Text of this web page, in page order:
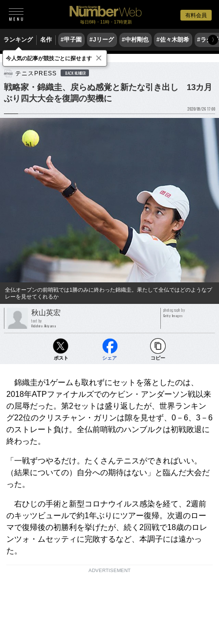
有料会員
毎日6時・11時・17時更新
ランキング 名作 #甲子園 #Jリーグ #中村剛也 #佐々木朗希 #ラグ〉
テニス 男子テニス
テニスPRESS BACK NUMBER
戦略家・錦織圭、戻らぬ感覚と新たな引き出し 13カ月
ぶり四大大会を復調の契機に
2020/09/26 17:00
全仏オープンの前哨戦では1勝のみに終わった錦織圭。果たして全仏ではどのようなプ
レーを見せてくれるか
秋山英宏
text by
Hidehiro Akiyama
photograph by
Getty Images
ポスト シェア コピー
錦織圭が1ゲームも取れずにセットを落としたのは、
2018年ATPファイナルズでのケビン・アンダーソン戦以来
の屈辱だった。第2セットは盛り返したが、世界ランキン
グ22位のクリスチャン・ガリンは隙を見せず、0－6、3－6
のストレート負け。全仏前哨戦のハンブルクは初戦敗退に
終わった。
「一戦ずつやるだけ。たくさんテニスができればいい。
（結果についての）自分への期待はない」と臨んだ大会だ
った。
右ひじの手術と新型コロナウイルス感染を経て、2週前
のキッツビュールで約1年ぶりにツアー復帰。次週のロー
マで復帰後の初勝利を挙げたが、続く2回戦で18歳のロレ
ンツォ・ムセッティに完敗するなど、本調子には遠かっ
た。
ADVERTISEMENT
今人気の記事が競技ごとに探せます ×